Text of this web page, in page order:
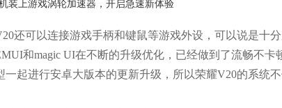
还可以连接游戏手柄和键鼠等游戏外设，可以说是十
和magic UI在不断的升级优化，已经做到了流畅不
一起进行安卓大版本的更新升级，所以荣耀V20的系统